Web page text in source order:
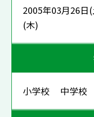
2005年03月26日
(木)
小学校 中学校